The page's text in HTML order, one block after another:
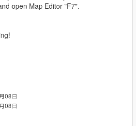
open Map Editor "F7".
08日
08日